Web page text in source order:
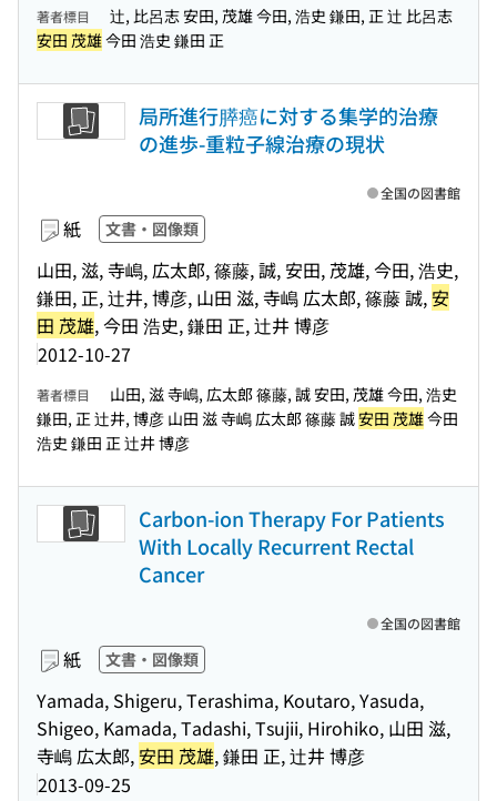
著者標目
辻, 比呂志 安田, 茂雄 今田, 浩史 鎌田, 正 辻 比呂志
安田 茂雄今田 浩史 鎌田 正
局所進行膵癌に対する集学的治療
の進歩-重粒子線治療の現状
紙 文書・図像類
山田, 滋, 寺嶋, 広太郎, 篠藤, 誠, 安田, 茂雄, 今田, 浩史,
鎌田, 正, 辻井, 博彦, 山田 滋, 寺嶋 広太郎, 篠藤 誠, 安
田 茂雄, 今田 浩史, 鎌田 正, 辻井 博彦
2012-10-27
全国の図書館
著者標目
山田, 滋 寺嶋, 広太郎 篠藤, 誠 安田, 茂雄 今田, 浩史
鎌田, 正 辻井, 博彦 山田 滋 寺嶋 広太郎 篠藤 誠安田 茂雄今田
浩史 鎌田 正 辻井 博彦
Carbon-ion Therapy For Patients
With Locally Recurrent Rectal
Cancer
紙 文書・図像類
Yamada, Shigeru, Terashima, Koutaro, Yasuda,
Shigeo, Kamada, Tadashi, Tsujii, Hirohiko, 山田 滋,
寺嶋 広太郎, 安田 茂雄, 鎌田 正, 辻井 博彦
2013-09-25
全国の図書館